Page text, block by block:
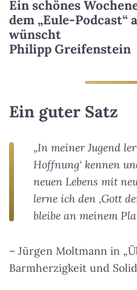
Ein schönes
dem „Eule-Podcast“
wünscht
Philipp Greifenstein
Ein guter Satz
„In meiner Jugend
Hoffnung‘ kennen
neuen Lebens mit
lerne ich den ‚Gott
bleibe an meinem
– Jürgen Moltmann in
Barmherzigkeit und